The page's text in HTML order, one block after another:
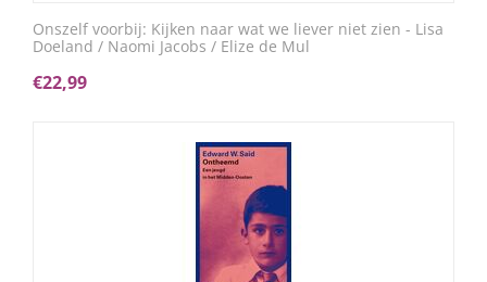
Onszelf voorbij: Kijken naar wat we liever niet zien - Lisa
Doeland / Naomi Jacobs / Elize de Mul
€22,99